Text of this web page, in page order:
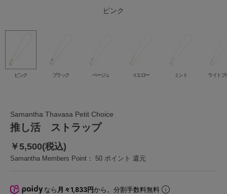
ピンク
ブラック
ベージュ
イエロー
ミント
ライトブルー
ピンク ブラック ベージュ イエロー ミント ライトブ
Samantha Thavasa Petit Choice
推し活 ストラップ
￥5,500(税込)
Samantha Members Point： 50 ポイント 還元
なら 月々1,833円から。分割手数料無料